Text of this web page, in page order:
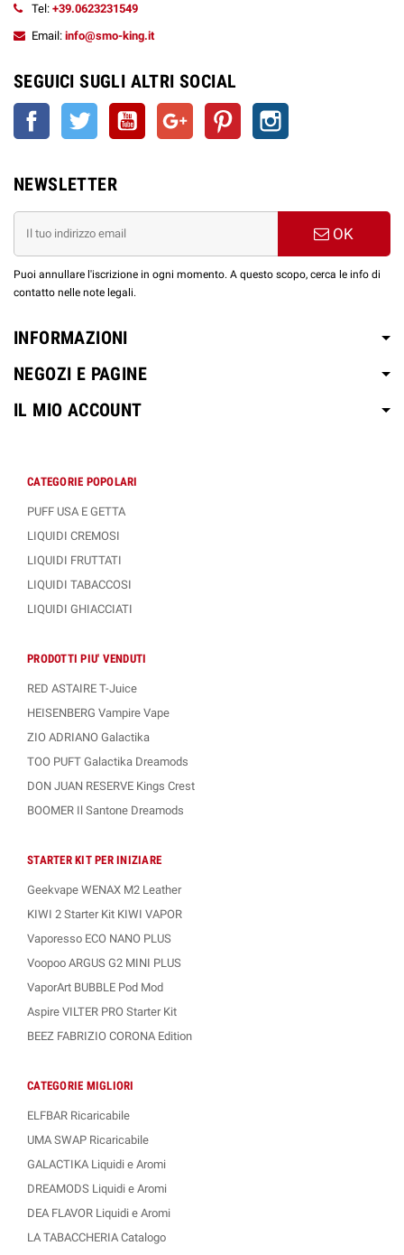
Tel: +39.0623231549
Email: info@smo-king.it
SEGUICI SUGLI ALTRI SOCIAL
Facebook Twitter YouTube Google+ Pinterest
NEWSLETTER
OK
Puoi annullare l'iscrizione in ogni momento. A questo scopo, cerca le info di
contatto nelle note legali.
INFORMAZIONI
NEGOZI E PAGINE
IL MIO ACCOUNT
CATEGORIE POPOLARI
PUFF USA E GETTA
LIQUIDI CREMOSI
LIQUIDI FRUTTATI
LIQUIDI TABACCOSI
LIQUIDI GHIACCIATI
PRODOTTI PIU' VENDUTI
RED ASTAIRE T-Juice
HEISENBERG Vampire Vape
ZIO ADRIANO Galactika
TOO PUFT Galactika Dreamods
DON JUAN RESERVE Kings Crest
BOOMER Il Santone Dreamods
STARTER KIT PER INIZIARE
Geekvape WENAX M2 Leather
KIWI 2 Starter Kit KIWI VAPOR
Vaporesso ECO NANO PLUS
Voopoo ARGUS G2 MINI PLUS
VaporArt BUBBLE Pod Mod
Aspire VILTER PRO Starter Kit
BEEZ FABRIZIO CORONA Edition
CATEGORIE MIGLIORI
ELFBAR Ricaricabile
UMA SWAP Ricaricabile
GALACTIKA Liquidi e Aromi
DREAMODS Liquidi e Aromi
DEA FLAVOR Liquidi e Aromi
LA TABACCHERIA Catalogo